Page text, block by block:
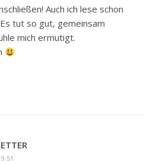
Auch ich lese schon
tut so gut, gemeinsam
mich ermutigt.